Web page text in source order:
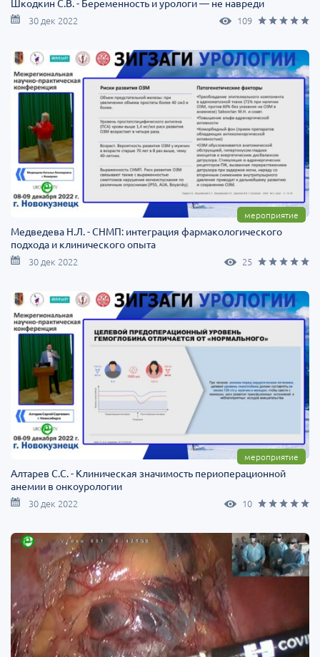
Шкодкин С.В. - Беременность и урологи — не навреди
30 дек 2022 109
мероприятие
Медведева Н.Л. - СНМП: интеграция фармакологического
подхода и клинического опыта
30 дек 2022 25
мероприятие
Алтарев С.С. - Клиническая значимость периоперационной
анемии в онкоурологии
30 дек 2022 10